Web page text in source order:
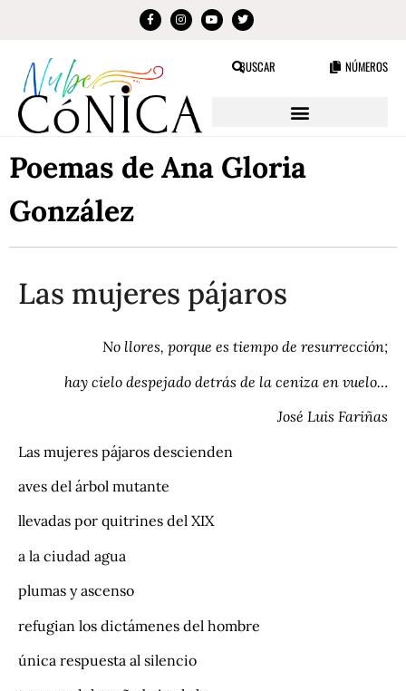
BUSCAR NÚMEROS
Poemas de Ana Gloria
González
Las mujeres pájaros
No llores, porque es tiempo de resurrección;
hay cielo despejado detrás de la ceniza en vuelo…
José Luis Fariñas
Las mujeres pájaros descienden
aves del árbol mutante
llevadas por quitrines del XIX
a la ciudad agua
plumas y ascenso
refugian los dictámenes del hombre
única respuesta al silencio